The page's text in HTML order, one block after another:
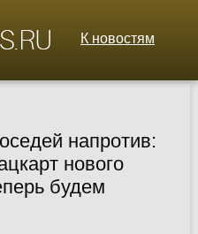
К новостям
напротив:
нового
будем